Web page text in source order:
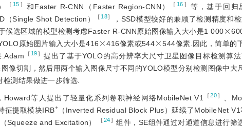
［ 15 ］ 和Faster R-CNN（Faster Region-CNN） ［ 16 ］ 等，基于回归
（Single Shot Detection） ［ 18］
，SSD模型较好的兼顾了检测精度和
候选区域的模型检测考虑Faster R-CNN原始图像输入大小是1 000
×
原始图片输入大小是416 416像素或544
×
544像素.因此，简单的
［ 19］ 提出了基于YOLO的高分辨率大尺寸卫星图像目标检测算
像切割，然后用两个输入图像尺寸不同的YOLO模型分别检测图像中大
测结果做进一步筛选.
等人提出了轻量化系列卷积神经网络MobileNet V1 ［20］ 、
征提取模块IRB+
（Inverted Residual Block Plus）延续了MobileNet
Squeeze and Excitation）
［24］组件，SE组件通过对通道信息进行筛